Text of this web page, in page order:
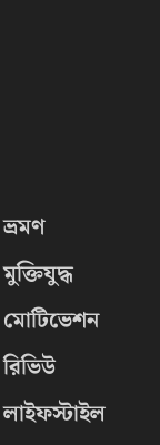
ভ্রমণ
মুক্তিযুদ্ধ
মোটিভেশন
রিভিউ
লাইফস্টাইল